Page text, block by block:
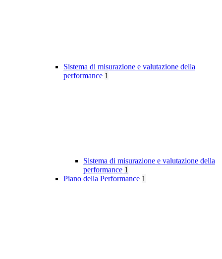
Sistema di misurazione e valutazione della
performance 1
Sistema di misurazione e valutazione della
performance 1
Piano della Performance 1